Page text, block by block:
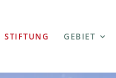
STIFTUNG GEBIET